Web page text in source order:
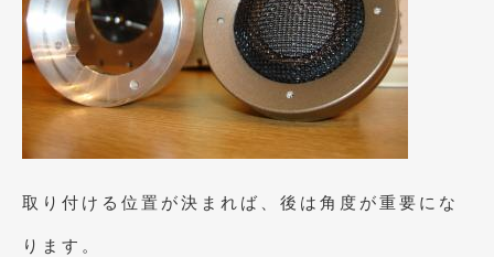
取り付ける位置が決まれば、後は角度が重要にな
ります。